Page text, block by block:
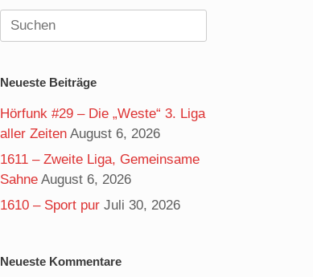
Suchen
nach:
Neueste Beiträge
Hörfunk #29 – Die „Weste“ 3. Liga
aller Zeiten August 6, 2026
1611 – Zweite Liga, Gemeinsame
Sahne August 6, 2026
1610 – Sport pur Juli 30, 2026
Neueste Kommentare